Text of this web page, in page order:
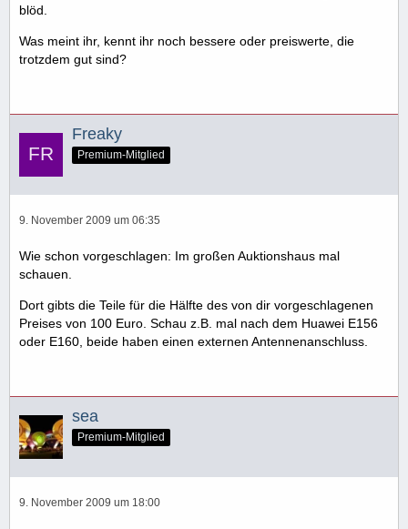
blöd.
Was meint ihr, kennt ihr noch bessere oder preiswerte, die
trotzdem gut sind?
Freaky
Premium-Mitglied
9. November 2009 um 06:35
Wie schon vorgeschlagen: Im großen Auktionshaus mal
schauen.
Dort gibts die Teile für die Hälfte des von dir vorgeschlagenen
Preises von 100 Euro. Schau z.B. mal nach dem Huawei E156
oder E160, beide haben einen externen Antennenanschluss.
sea
Premium-Mitglied
9. November 2009 um 18:00